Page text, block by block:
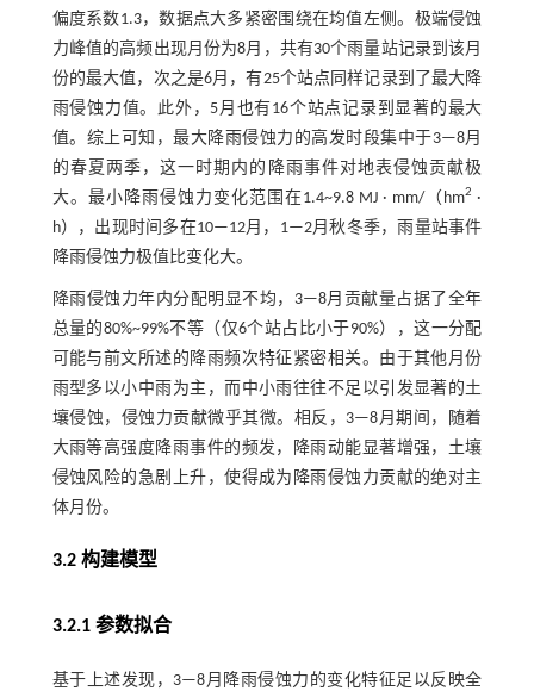
偏度系数1.3，数据点大多紧密围绕在均值左侧。极端侵蚀
力峰值的高频出现月份为8月，共有30个雨量站记录到该月
份的最大值，次之是6月，有25个站点同样记录到了最大降
雨侵蚀力值。此外，5月也有16个站点记录到显著的最大
值。综上可知，最大降雨侵蚀力的高发时段集中于3—8月
的春夏两季，这一时期内的降雨事件对地表侵蚀贡献极
大。最小降雨侵蚀力变化范围在1.4~9.8 MJ · mm/（hm2 ·
h），出现时间多在10—12月，1—2月秋冬季，雨量站事件
降雨侵蚀力极值比变化大。
降雨侵蚀力年内分配明显不均，3—8月贡献量占据了全年
总量的80%~99%不等（仅6个站占比小于90%），这一分配
可能与前文所述的降雨频次特征紧密相关。由于其他月份
雨型多以小中雨为主，而中小雨往往不足以引发显著的土
壤侵蚀，侵蚀力贡献微乎其微。相反，3—8月期间，随着
大雨等高强度降雨事件的频发，降雨动能显著增强，土壤
侵蚀风险的急剧上升，使得成为降雨侵蚀力贡献的绝对主
体月份。
3.2 构建模型
3.2.1 参数拟合
基于上述发现，3—8月降雨侵蚀力的变化特征足以反映全